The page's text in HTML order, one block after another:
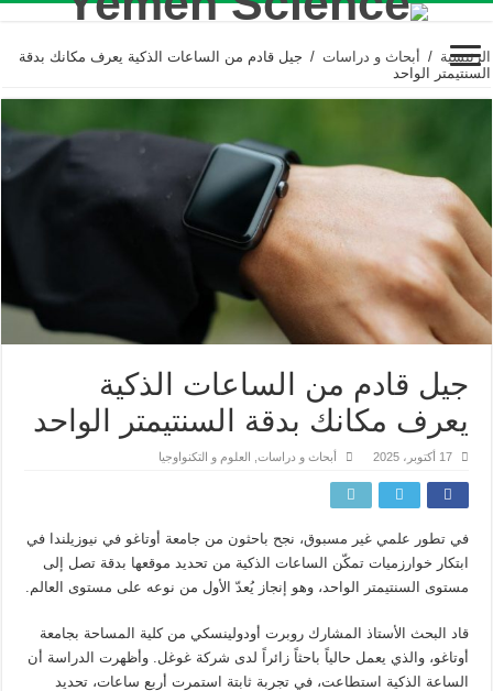
الرئيسية / أبحاث و دراسات / جيل قادم من الساعات الذكية يعرف مكانك بدقة
السنتيمتر الواحد
جيل قادم من الساعات الذكية
يعرف مكانك بدقة السنتيمتر الواحد
17 أكتوبر، 2025 أبحاث و دراسات العلوم و التكنواوجيا
في تطور علمي غير مسبوق، نجح باحثون من جامعة أوتاغو في نيوزيلندا في
ابتكار خوارزميات تمكّن الساعات الذكية من تحديد موقعها بدقة تصل إلى
مستوى السنتيمتر الواحد، وهو إنجاز يُعدّ الأول من نوعه على مستوى العالم.
قاد البحث الأستاذ المشارك روبرت أودولينسكي من كلية المساحة بجامعة
أوتاغو، والذي يعمل حالياً باحثاً زائراً لدى شركة غوغل. وأظهرت الدراسة أن
الساعة الذكية استطاعت، في تجربة ثابتة استمرت أربع ساعات، تحديد